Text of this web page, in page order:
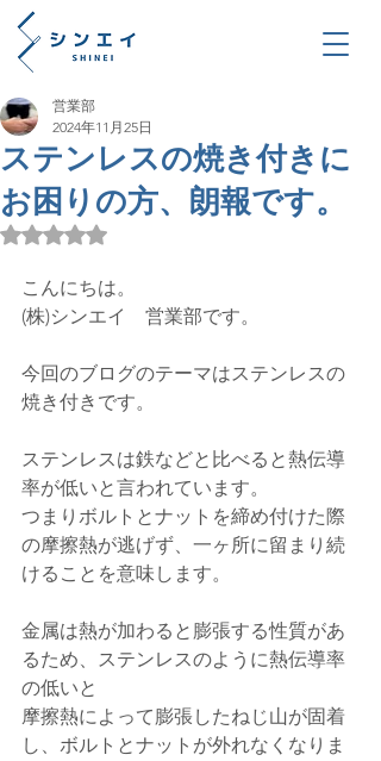
ステンレスの焼き付きに
お困りの方、朗報です。
営業部
2024年11月25日
5つ星のうちNaNと評価されています。
こんにちは。
(株)シンエイ　営業部です。
今回のブログのテーマはステンレスの
焼き付きです。
ステンレスは鉄などと比べると熱伝導
率が低いと言われています。
つまりボルトとナットを締め付けた際
の摩擦熱が逃げず、一ヶ所に留まり続
けることを意味します。
金属は熱が加わると膨張する性質があ
るため、ステンレスのように熱伝導率
の低いと
摩擦熱によって膨張したねじ山が固着
し、ボルトとナットが外れなくなりま